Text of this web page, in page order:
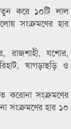
করে ১০টি লাল
সংক্রমণের হার
রাজশাহী, যশোর,
খাগড়াছড়ি ও
করোনা সংক্রমণের
সংক্রমণের হার ১০